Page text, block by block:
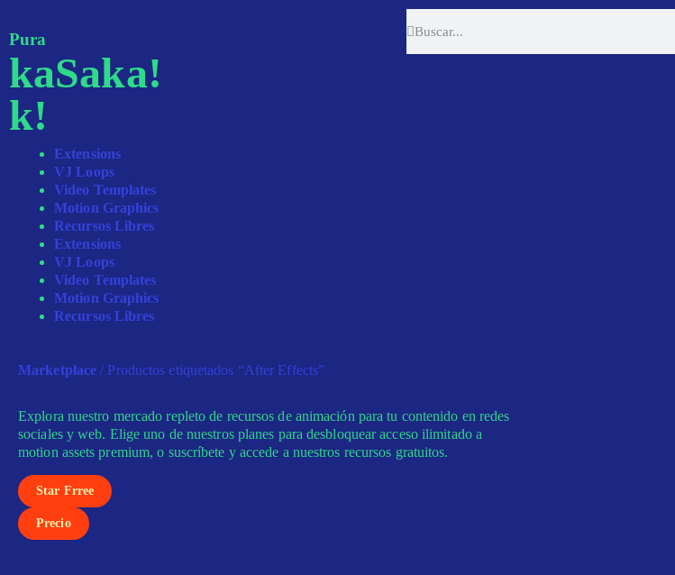
Pura
kaSaka!
k!
Extensions
VJ Loops
Video Templates
Motion Graphics
Recursos Libres
Extensions
VJ Loops
Video Templates
Motion Graphics
Recursos Libres
Marketplace / Productos etiquetados “After Effects”
Explora nuestro mercado repleto de recursos de animación para tu contenido en redes
sociales y web. Elige uno de nuestros planes para desbloquear acceso ilimitado a
motion assets premium, o suscríbete y accede a nuestros recursos gratuitos.
Star Frree
Precio